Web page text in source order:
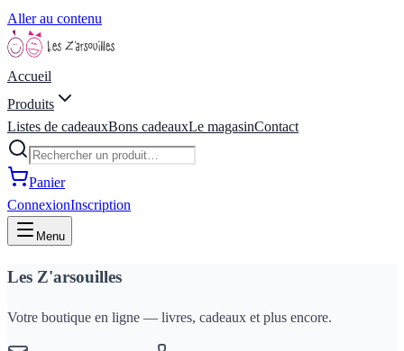
Aller au contenu
Accueil
Produits
Listes de cadeauxBons cadeauxLe magasinContact
Panier
ConnexionInscription
Menu
Les Z'arsouilles
Votre boutique en ligne — livres, cadeaux et plus encore.